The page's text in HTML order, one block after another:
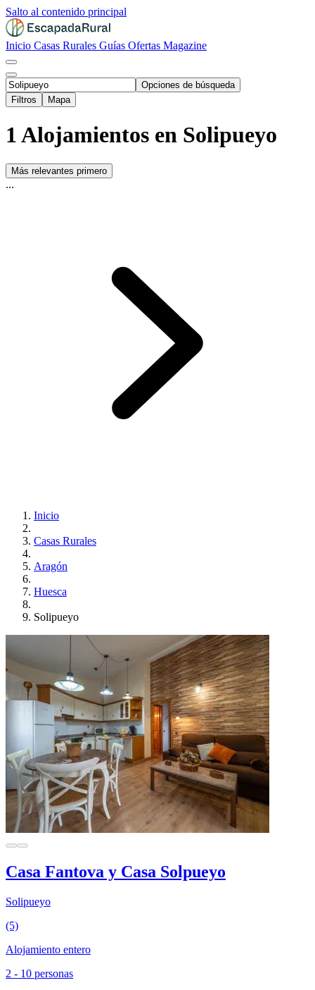
Salto al contenido principal
Inicio Casas Rurales Guías Ofertas Magazine
Opciones de búsqueda
Filtros
Mapa
1 Alojamientos en Solipueyo
Más relevantes primero
...
Inicio
Casas Rurales
Aragón
Huesca
Solipueyo
Casa Fantova y Casa Solpueyo
Solipueyo
(5)
Alojamiento entero
2 - 10 personas